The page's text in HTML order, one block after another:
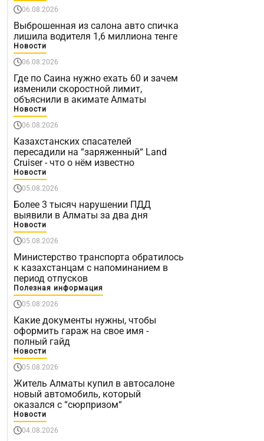
06.08.2026
Выброшенная из салона авто спичка
лишила водителя 1,6 миллиона тенге
Новости
06.08.2026
Где по Саина нужно ехать 60 и зачем
изменили скоростной лимит,
объяснили в акимате Алматы
Новости
06.08.2026
Казахстанских спасателей
пересадили на “заряженный“ Land
Cruiser - что о нём известно
Новости
05.08.2026
Более 3 тысяч нарушении ПДД
выявили в Алматы за два дня
Новости
05.08.2026
Министерство транспорта обратилось
к казахстанцам с напоминанием в
период отпусков
Полезная информация
05.08.2026
Какие документы нужны, чтобы
оформить гараж на свое имя -
полный гайд
Новости
05.08.2026
Житель Алматы купил в автосалоне
новый автомобиль, который
оказался с “сюрпризом“
Новости
04.08.2026